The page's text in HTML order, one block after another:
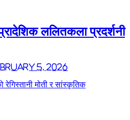
ललितकला प्रदर्शनी
5, 2026